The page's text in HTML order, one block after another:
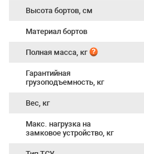
Высота бортов, см
Материал бортов
Полная масса, кг
Гарантийная
грузоподъемность, кг
Вес, кг
Макс. нагрузка на
замковое устройство, кг